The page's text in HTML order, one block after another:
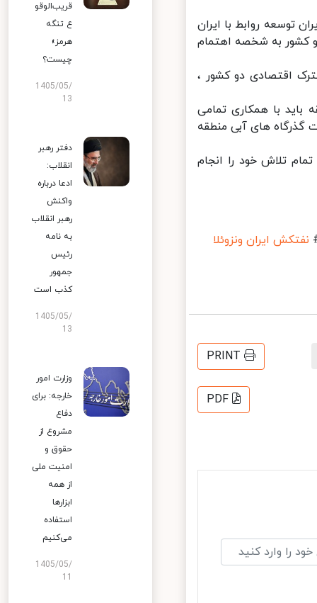
روابط با ایران
کشور به شخصه اهتمام
اقتصادی دو کشور ،
با همکاری تمامی
های آبی منطقه
تلاش خود را انجام
نفتکش ایران ونزوئلا
PRINT
PDF
قریب‌الوقو
ع تنگه
هرمز»
چیست؟
1405/05/
13
دفتر رهبر
انقلاب:
ادعا درباره
واکنش
رهبر انقلاب
به نامه
رئیس
جمهور
کذب است
1405/05/
13
وزارت امور
خارجه: برای
دفاع
مشروع از
حقوق و
امنیت ملی
از همه
ابزارها
استفاده
می‌کنیم
1405/05/